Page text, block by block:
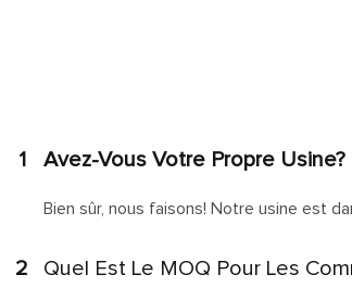
1 Avez-Vous Votre Propre Usine?
Bien sûr, nous faisons! Notre usine est
2 Quel Est Le MOQ Pour Les